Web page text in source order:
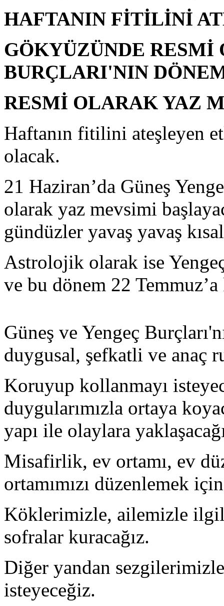
HAFTANIN FİTİLİNİ
GÖKYÜZÜNDE RESMİ
BURÇLARI'NIN
RESMİ OLARAK YAZ
Haftanın fitilini ateşleyen
olacak.
21 Haziran’da Güneş
olarak yaz mevsimi
gündüzler yavaş yavaş
Astrolojik olarak ise
ve bu dönem 22
Güneş ve Yengeç
duygusal, şefkatli ve anaç
Koruyup kollanmayı
duygularımızla ortaya
yapı ile olaylara
Misafirlik, ev ortamı, ev
ortamımızı düzenlemek
Köklerimizle, ailemizle
sofralar kuracağız.
Diğer yandan
isteyeceğiz.